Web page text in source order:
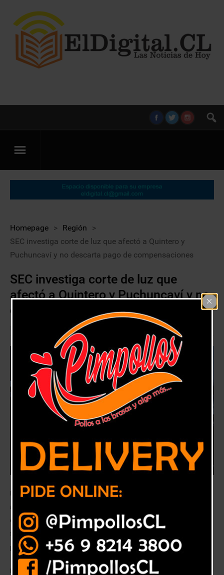
Homepage > Región
>
SEC investiga corte de luz que afectó a Quintero y
Puchuncaví y no descarta pago de compensaciones
SEC investiga corte de luz que
afectó a Quintero y Puchuncaví y no
descarta pago de compensaciones
Región
Desde el organismo fiscalizador indicaron que están analizando los
antecedentes recopilados para determinar las causas exactas, y
eventuales responsabilidades, de la falla registrada al interior de la
Subestación Quintero. SEC Valparaíso no descartó instruir el cálculo y
pago de compensaciones a los usuarios afectados.
La Dirección Regional Valparaíso de la Superintendencia de Electricidad